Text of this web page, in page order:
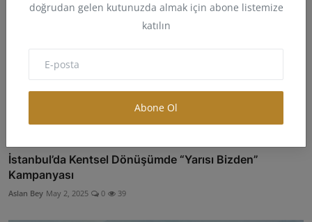
doğrudan gelen kutunuzda almak için abone listemize
katılın
Abone Ol
İstanbul’da Kentsel Dönüşümde “Yarısı Bizden”
Kampanyası
Aslan Bey May 2, 2025 0 39